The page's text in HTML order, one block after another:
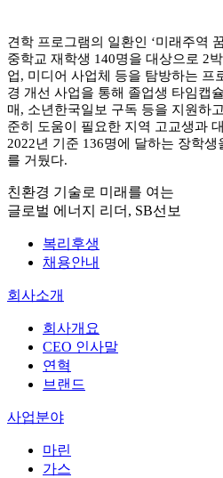
견학 프로그램의 일환인 ‘미래주역
중학교 재학생 140명을 대상으로 2박
업, 미디어 사업체 등을 탐방하는 프
경 개선 사업을 통해 졸업생 타임캡
매 , 소년한국일보 구독 등을 지원하
준히 도움이 필요한 지역 고교생과
2022년 기준 136명에 달하는 장학생
를 거뒀다.
친환경 기술로 미래를 여는
글로벌 에너지 리더, SB선보
복리후생
채용안내
회사소개
회사개요
CEO 인사말
연혁
브랜드
사업분야
마린
가스